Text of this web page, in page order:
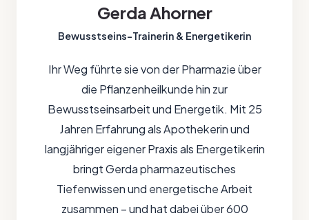
Gerda Ahorner
Bewusstseins-Trainerin & Energetikerin
Ihr Weg führte sie von der Pharmazie über
die Pflanzenheilkunde hin zur
Bewusstseinsarbeit und Energetik. Mit 25
Jahren Erfahrung als Apothekerin und
langjähriger eigener Praxis als Energetikerin
bringt Gerda pharmazeutisches
Tiefenwissen und energetische Arbeit
zusammen – und hat dabei über 600